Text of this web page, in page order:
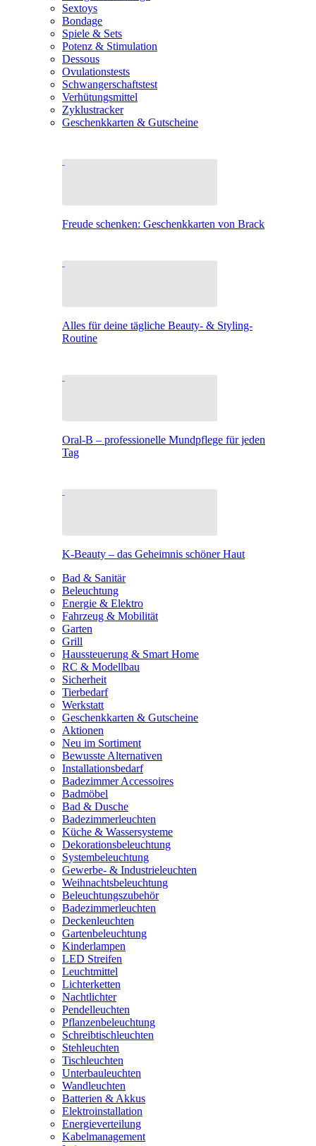
Sextoys
Bondage
Spiele & Sets
Potenz & Stimulation
Dessous
Ovulationstests
Schwangerschaftstest
Verhütungsmittel
Zyklustracker
Geschenkkarten & Gutscheine
Freude schenken: Geschenkkarten von Brack
Alles für deine tägliche Beauty- & Styling-
Routine
Oral-B – professionelle Mundpflege für jeden
Tag
K-Beauty – das Geheimnis schöner Haut
Bad & Sanitär
Beleuchtung
Energie & Elektro
Fahrzeug & Mobilität
Garten
Grill
Haussteuerung & Smart Home
RC & Modellbau
Sicherheit
Tierbedarf
Werkstatt
Geschenkkarten & Gutscheine
Aktionen
Neu im Sortiment
Bewusste Alternativen
Installationsbedarf
Badezimmer Accessoires
Badmöbel
Bad & Dusche
Badezimmerleuchten
Küche & Wassersysteme
Dekorationsbeleuchtung
Systembeleuchtung
Gewerbe- & Industrieleuchten
Weihnachtsbeleuchtung
Beleuchtungszubehör
Badezimmerleuchten
Deckenleuchten
Gartenbeleuchtung
Kinderlampen
LED Streifen
Leuchtmittel
Lichterketten
Nachtlichter
Pendelleuchten
Pflanzenbeleuchtung
Schreibtischleuchten
Stehleuchten
Tischleuchten
Unterbauleuchten
Wandleuchten
Batterien & Akkus
Elektroinstallation
Energieverteilung
Kabelmanagement